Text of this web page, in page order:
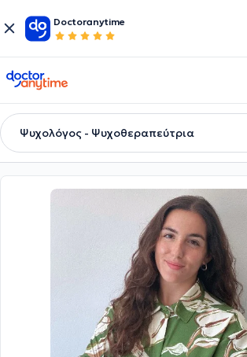
Doctoranytime
doctoranytime
Ψυχολόγος - Ψυχοθεραπεύτρια